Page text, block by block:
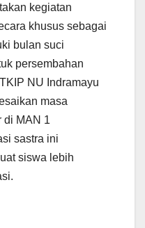
kegiatan
khusus sebagai
bulan suci
persembahan
NU Indramayu
masa
di MAN 1
sastra ini
siswa lebih